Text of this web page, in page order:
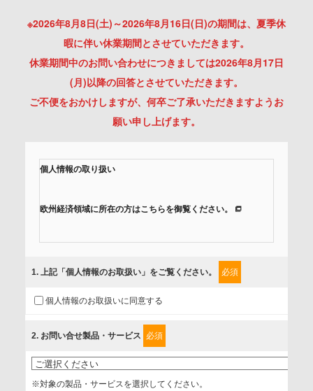
※2026年8月8日(土)～2026年8月16日(日)の期間は、夏季休
暇に伴い休業期間とさせていただきます。
休業期間中のお問い合わせにつきましては2026年8月17日
(月)以降の回答とさせていただきます。
ご不便をおかけしますが、何卒ご了承いただきますようお
願い申し上げます。
個人情報の取り扱い
欧州経済領域に所在の方はこちらを御覧ください。
組みを行っています。
に取扱い、これらで定める範囲内で、サービスの提供やご案
内等のために利用させていただいております。
情報を提供されるお客様（本人）に対して、情報の収集目
的、管理者、提供の有無、情報提供の任意性や権利について
確認し、当社への情報提供がお客様の懸念にならないよう
1. 上記「個人情報のお取扱い」をご覧ください。 必須
個人情報のお取扱いに同意する
2. お問い合せ製品・サービス 必須
※対象の製品・サービスを選択してください。